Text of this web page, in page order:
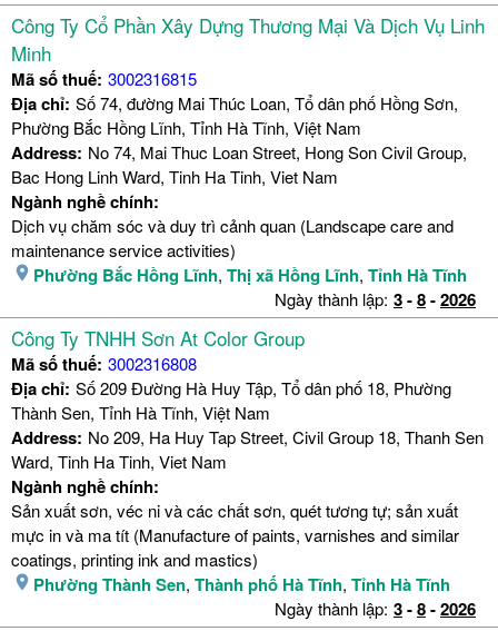
Công Ty Cổ Phần Xây Dựng Thương Mại Và Dịch Vụ Linh
Minh
Mã số thuế: 3002316815
Địa chỉ: Số 74, đường Mai Thúc Loan, Tổ dân phố Hồng Sơn,
Phường Bắc Hồng Lĩnh, Tỉnh Hà Tĩnh, Việt Nam
Address: No 74, Mai Thuc Loan Street, Hong Son Civil Group,
Bac Hong Linh Ward, Tinh Ha Tinh, Viet Nam
Ngành nghề chính:
Dịch vụ chăm sóc và duy trì cảnh quan (Landscape care and
maintenance service activities)
Phường Bắc Hồng Lĩnh, Thị xã Hồng Lĩnh, Tỉnh Hà Tĩnh
Ngày thành lập: 3-8-2026
Công Ty TNHH Sơn At Color Group
Mã số thuế: 3002316808
Địa chỉ: Số 209 Đường Hà Huy Tập, Tổ dân phố 18, Phường
Thành Sen, Tỉnh Hà Tĩnh, Việt Nam
Address: No 209, Ha Huy Tap Street, Civil Group 18, Thanh Sen
Ward, Tinh Ha Tinh, Viet Nam
Ngành nghề chính:
Sản xuất sơn, véc ni và các chất sơn, quét tương tự; sản xuất
mực in và ma tít (Manufacture of paints, varnishes and similar
coatings, printing ink and mastics)
Phường Thành Sen, Thành phố Hà Tĩnh, Tỉnh Hà Tĩnh
Ngày thành lập: 3-8-2026